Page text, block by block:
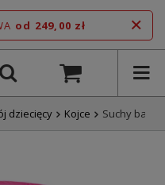
od 249,00 zł
dziecięcy Kojce Suchy